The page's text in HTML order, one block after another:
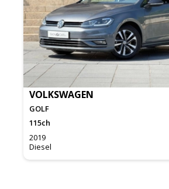
VOLKSWAGEN
GOLF
115ch
2019
Diesel